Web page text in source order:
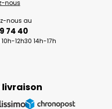
livraison
nous
nous au
74 40
12h30 14h-17h